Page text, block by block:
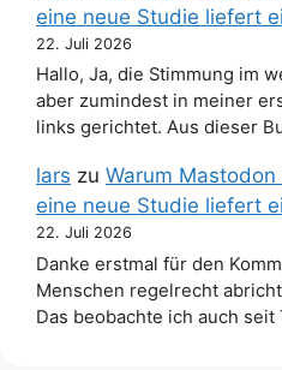
eine neue Studie liefert
22. Juli 2026
Hallo, Ja, die Stimmung im
aber zumindest in meiner
links gerichtet. Aus dieser
lars zu Warum
eine neue Studie liefert
22. Juli 2026
Danke erstmal für den
Menschen regelrecht
Das beobachte ich auch